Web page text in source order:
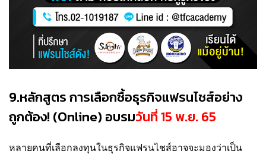
9.หลักสูตร การเลือกซื้อธุรกิจแฟรนไชส์อย่าง
ถูกต้อง! (Online) อบรมวันที่ 15 พ.ย. 65
หลายคนที่เลือกลงทุนในธุรกิจแฟรนไชส์อาจจะมองว่าเป็น